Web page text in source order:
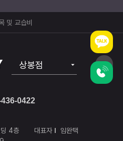
및 교습비
상봉점
구리남양주점
0422
4층
대표자
임완택